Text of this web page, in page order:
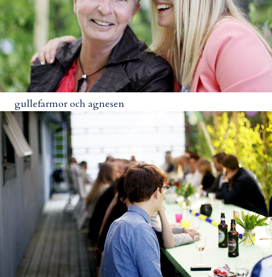
gullefarmor och agnesen